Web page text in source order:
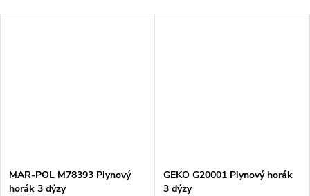
MAR-POL M78393 Plynový
horák 3 dýzy
GEKO G20001 Plynový horák
3 dýzy